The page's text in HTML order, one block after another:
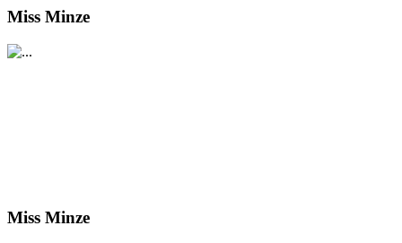
Miss Minze
Miss Minze